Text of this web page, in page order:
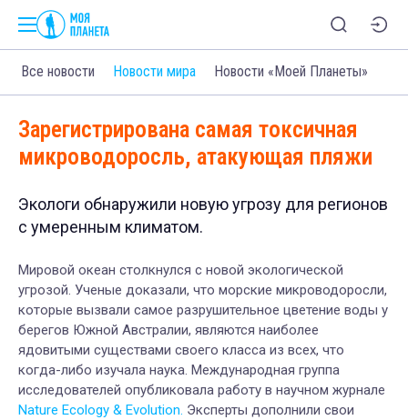
Все новости Новости мира Новости «Моей Планеты»
Зарегистрирована самая токсичная
микроводоросль, атакующая пляжи
Экологи обнаружили новую угрозу для регионов
с умеренным климатом.
Мировой океан столкнулся с новой экологической
угрозой. Ученые доказали, что морские микроводоросли,
которые вызвали самое разрушительное цветение воды у
берегов Южной Австралии, являются наиболее
ядовитыми существами своего класса из всех, что
когда-либо изучала наука. Международная группа
исследователей опубликовала работу в научном журнале
Nature Ecology & Evolution. Эксперты дополнили свои